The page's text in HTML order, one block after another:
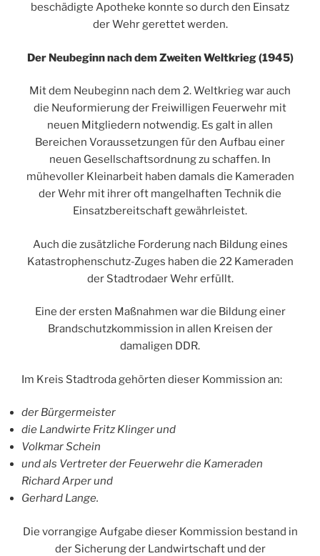
beschädigte Apotheke konnte so durch den Einsatz
der Wehr gerettet werden.
Der Neubeginn nach dem Zweiten Weltkrieg (1945)
Mit dem Neubeginn nach dem 2. Weltkrieg war auch
die Neuformierung der Freiwilligen Feuerwehr mit
neuen Mitgliedern notwendig. Es galt in allen
Bereichen Voraussetzungen für den Aufbau einer
neuen Gesellschaftsordnung zu schaffen. In
mühevoller Kleinarbeit haben damals die Kameraden
der Wehr mit ihrer oft mangelhaften Technik die
Einsatzbereitschaft gewährleistet.
Auch die zusätzliche Forderung nach Bildung eines
Katastrophenschutz-Zuges haben die 22 Kameraden
der Stadtrodaer Wehr erfüllt.
Eine der ersten Maßnahmen war die Bildung einer
Brandschutzkommission in allen Kreisen der
damaligen DDR.
Im Kreis Stadtroda gehörten dieser Kommission an:
der Bürgermeister
die Landwirte Fritz Klinger und
Volkmar Schein
und als Vertreter der Feuerwehr die Kameraden
Richard Arper und
Gerhard Lange.
Die vorrangige Aufgabe dieser Kommission bestand in
der Sicherung der Landwirtschaft und der